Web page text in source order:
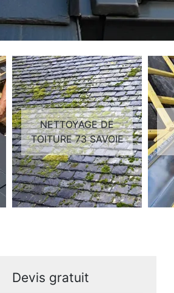
NETTOYAGE DE
TOITURE 73 SAVOIE
Devis gratuit